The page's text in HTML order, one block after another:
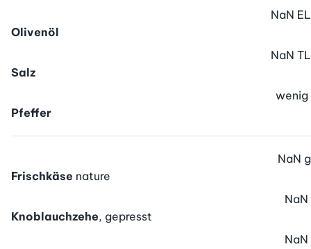
Olivenöl
NaN EL
Salz
NaN TL
Pfeffer
wenig
Frischkäse nature
NaN g
Knoblauchzehe, gepresst
NaN
NaN